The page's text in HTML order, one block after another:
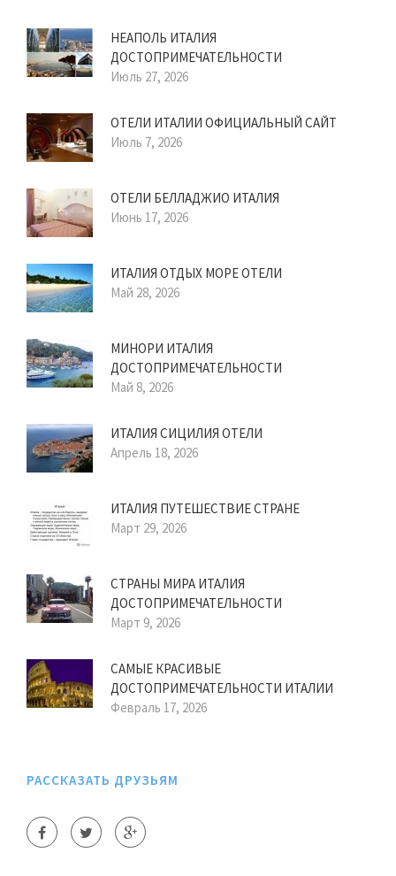
НЕАПОЛЬ ИТАЛИЯ
ДОСТОПРИМЕЧАТЕЛЬНОСТИ
Июль 27, 2026
ОТЕЛИ ИТАЛИИ ОФИЦИАЛЬНЫЙ САЙТ
Июль 7, 2026
ОТЕЛИ БЕЛЛАДЖИО ИТАЛИЯ
Июнь 17, 2026
ИТАЛИЯ ОТДЫХ МОРЕ ОТЕЛИ
Май 28, 2026
МИНОРИ ИТАЛИЯ
ДОСТОПРИМЕЧАТЕЛЬНОСТИ
Май 8, 2026
ИТАЛИЯ СИЦИЛИЯ ОТЕЛИ
Апрель 18, 2026
ИТАЛИЯ ПУТЕШЕСТВИЕ СТРАНЕ
Март 29, 2026
СТРАНЫ МИРА ИТАЛИЯ
ДОСТОПРИМЕЧАТЕЛЬНОСТИ
Март 9, 2026
САМЫЕ КРАСИВЫЕ
ДОСТОПРИМЕЧАТЕЛЬНОСТИ ИТАЛИИ
Февраль 17, 2026
РАССКАЗАТЬ ДРУЗЬЯМ